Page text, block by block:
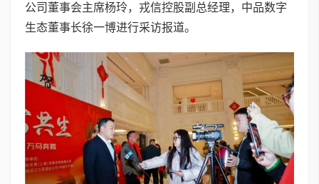
公司董事会主席杨玲，戎信控股副总经理，中品数字
生态董事长徐一博进行采访报道。